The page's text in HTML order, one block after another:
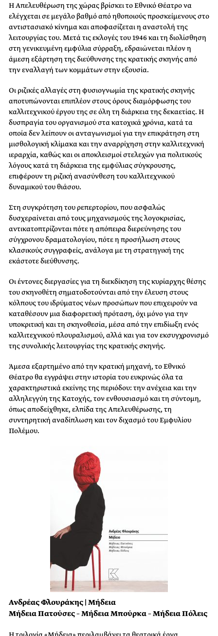
Η Απελευθέρωση της χώρας βρίσκει το Εθνικό Θέατρο να
ελέγχεται σε μεγάλο βαθμό από ηθοποιούς προσκείμενους στο
αντιστασιακό κίνημα και αποφασίζεται η αναστολή της
λειτουργίας του. Μετά τις εκλογές του 1946 και τη διολίσθηση
στη γενικευμένη εμφύλια σύρραξη, εδραιώνεται πλέον η
άμεση εξάρτηση της διεύθυνσης της κρατικής σκηνής από
την εναλλαγή των κομμάτων στην εξουσία.
Οι ριζικές αλλαγές στη φυσιογνωμία της κρατικής σκηνής
αποτυπώνονται επιπλέον στους όρους διαμόρφωσης του
καλλιτεχνικού έργου της σε όλη τη διάρκεια της δεκαετίας. Η
δυσπραγία του οργανισμού στα κατοχικά χρόνια, κατά τα
οποία δεν λείπουν οι ανταγωνισμοί για την επικράτηση στη
μισθολογική κλίμακα και την αναρρίχηση στην καλλιτεχνική
ιεραρχία, καθώς και οι αποκλεισμοί στελεχών για πολιτικούς
λόγους κατά τη διάρκεια της εμφύλιας σύγκρουσης,
επιφέρουν τη ριζική ανασύνθεση του καλλιτεχνικού
δυναμικού του θιάσου.
Στη συγκρότηση του ρεπερτορίου, που ασφαλώς
δυσχεραίνεται από τους μηχανισμούς της λογοκρισίας,
αντικατοπτρίζονται πότε η απόπειρα διερεύνησης του
σύγχρονου δραματολογίου, πότε η προσήλωση στους
κλασικούς συγγραφείς, ανάλογα με τη στρατηγική της
εκάστοτε διεύθυνσης.
Οι έντονες διεργασίες για τη διεκδίκηση της κυρίαρχης θέσης
του σκηνοθέτη σηματοδοτούνται από την έλευση στους
κόλπους του ιδρύματος νέων προσώπων που επιχειρούν να
καταθέσουν μια διαφορετική πρόταση, όχι μόνο για την
υποκριτική και τη σκηνοθεσία, μέσα από την επιδίωξη ενός
καλλιτεχνικού πλουραλισμού, αλλά και για τον εκσυγχρονισμό
της συνολικής λειτουργίας της κρατικής σκηνής.
Άμεσα εξαρτημένο από την κρατική μηχανή, το Εθνικό
Θέατρο θα εγγράψει στην ιστορία του ευκρινώς όλα τα
χαρακτηριστικά εκείνης της περιόδου: την ανέχεια και την
αλληλεγγύη της Κατοχής, τον ενθουσιασμό και τη σύντομη,
όπως αποδείχθηκε, ελπίδα της Απελευθέρωσης, τη
συντηρητική αναδίπλωση και τον διχασμό του Εμφυλίου
Πολέμου.
Ανδρέας Φλουράκης | Μήδεια
Μήδεια Πατούσες – Μήδεια Μπούρκα – Μήδεια Πόλεις